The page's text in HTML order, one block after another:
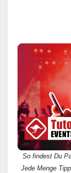
So findest Du
Jede Menge